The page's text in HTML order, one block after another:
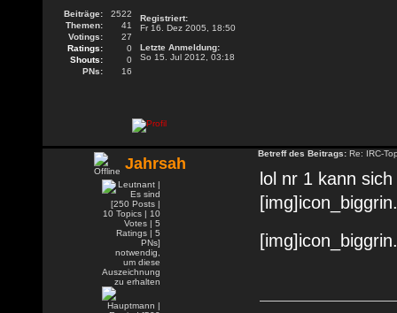
Beiträge:
2522
Themen:
41
Votings:
27
Ratings:
0
Shouts:
0
PNs:
16
Registriert:
Fr 16. Dez 2005, 18:50
Letzte Anmeldung:
So 15. Jul 2012, 03:18
Jahrsah
Betreff des Beitrags: Re: IRC-
lol nr 1 kann